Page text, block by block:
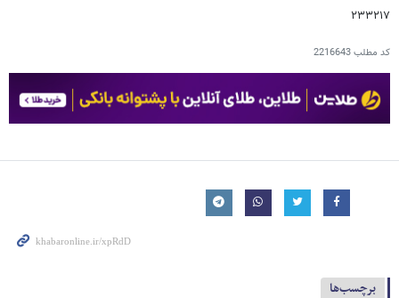
۲۳۳۲۱۷
کد مطلب2216643
برچسب‌ها